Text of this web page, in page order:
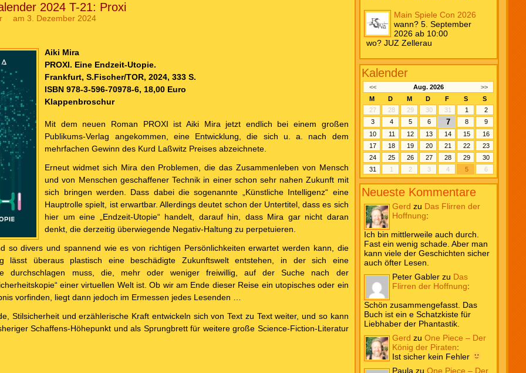
2024 T-21: Proxi
am 3. Dezember 2024
Aiki Mira
PROXI. Eine Endzeit-Utopie.
Frankfurt, S.Fischer/TOR, 2024, 333 S.
ISBN 978-3-596-70978-6, 18,00 Euro
Klappenbroschur
Mit dem neuen Roman PROXI ist Aiki Mira jetzt endlich bei einem großen
Publikums-Verlag angekommen, eine Entwicklung, die sich u. a. nach dem
mehrfachen Gewinn des Kurd Laßwitz Preises abzeichnete.
Erneut widmet sich Mira den Problemen, die das Zusammenleben von Mensch
und von Menschen geschaffener Technik in einer schon sehr nahen Zukunft mit
sich bringen werden. Dass dabei die sogenannte „Künstliche Intelligenz“ eine
Hauptrolle spielt, ist erwartbar. Allerdings deutet schon der Untertitel, dass es sich
hier um eine „Endzeit-Utopie“ handelt, darauf hin, dass Mira gar nicht daran
denkt, die derzeitig überwiegende Negativ-Haltung zu perpetuieren.
so divers und spannend wie es von richtigen Persönlichkeiten erwartet werden kann, die
lässt überaus plastisch eine beschädigte Zukunftswelt entstehen, in der sich eine
durchschlagen muss, die, mehr oder weniger freiwillig, auf der Suche nach der
einer virtuellen Welt ist. Ob wir am Ende dieser Reise ein utopisches oder ein
vorfinden, liegt dann jedoch im Ermessen jedes Lesenden …
Stilsicherheit und erzählerische Kraft entwickeln sich von Text zu Text weiter, und so kann
Schaffens-Höhepunkt und als Sprungbrett für weitere große Science-Fiction-Literatur
Main Spiele Con 2026
wann? 5. September
2026 ab 10:00
wo? JUZ Zellerau
Kalender
<< Aug. 2026
>>
M
D M D F S
S
27
28 29 30 31 1
2
3
4 5 6 7 8
9
10
11 12 13 14 15
16
17
18 19 20 21 22
23
24
25 26 27 28 29
30
31
1 2 3 4 5 6
Neueste Kommentare
Gerd zu Das Flirren der
Hoffnung:
Ich bin mittlerweile auch durch.
Fast ein wenig schade. Aber man
kann viele der Geschichten sicher
auch öfter Lesen.
Peter Gabler zu Das
Flirren der Hoffnung:
Schön zusammengefasst. Das
Buch ist ein e Schatzkiste für
Liebhaber der Phantastik.
Gerd zuOne Piece – Der
König der Piraten:
Ist sicher kein Fehler
Paula zuOne Piece – Der